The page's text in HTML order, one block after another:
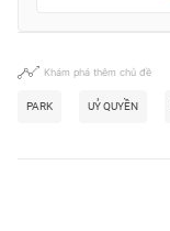
Khám phá thêm chủ đề
PARK UỶ QUYỀN